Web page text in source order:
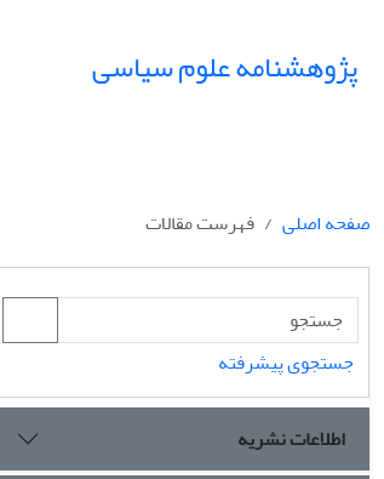
پژوهشنامه علوم سیاسی
صفحه اصلی
فهرست مقالات
جستجوی پیشرفته
اطلاعات نشریه